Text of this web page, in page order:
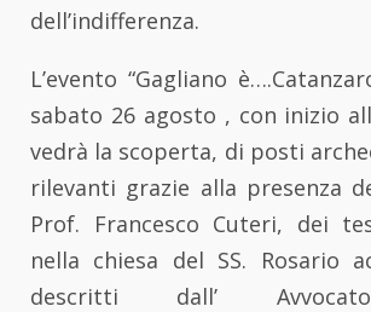
dell’indifferenza.
L’evento “Gagliano
sabato 26 agosto , con inizio
vedrà la scoperta, di posti
rilevanti grazie alla presenza
Prof. Francesco Cuteri, dei
nella chiesa del SS. Rosario
descritti dall’